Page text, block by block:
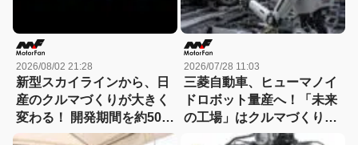
2026/08/02 21:28
新型スカイラインから、日
産のクルマづくりが大きく
変わる！ 開発期間を約50か
月から30か月へと大幅短縮
2026/07/28 11:03
三菱自動車、ヒューマノイ
ドロボット量産へ！「未来
の工場」はクルマづくりを
どう変えるのか